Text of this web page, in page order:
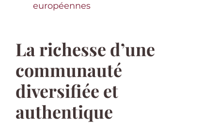
européennes
La richesse d’une
communauté
diversifiée et
authentique